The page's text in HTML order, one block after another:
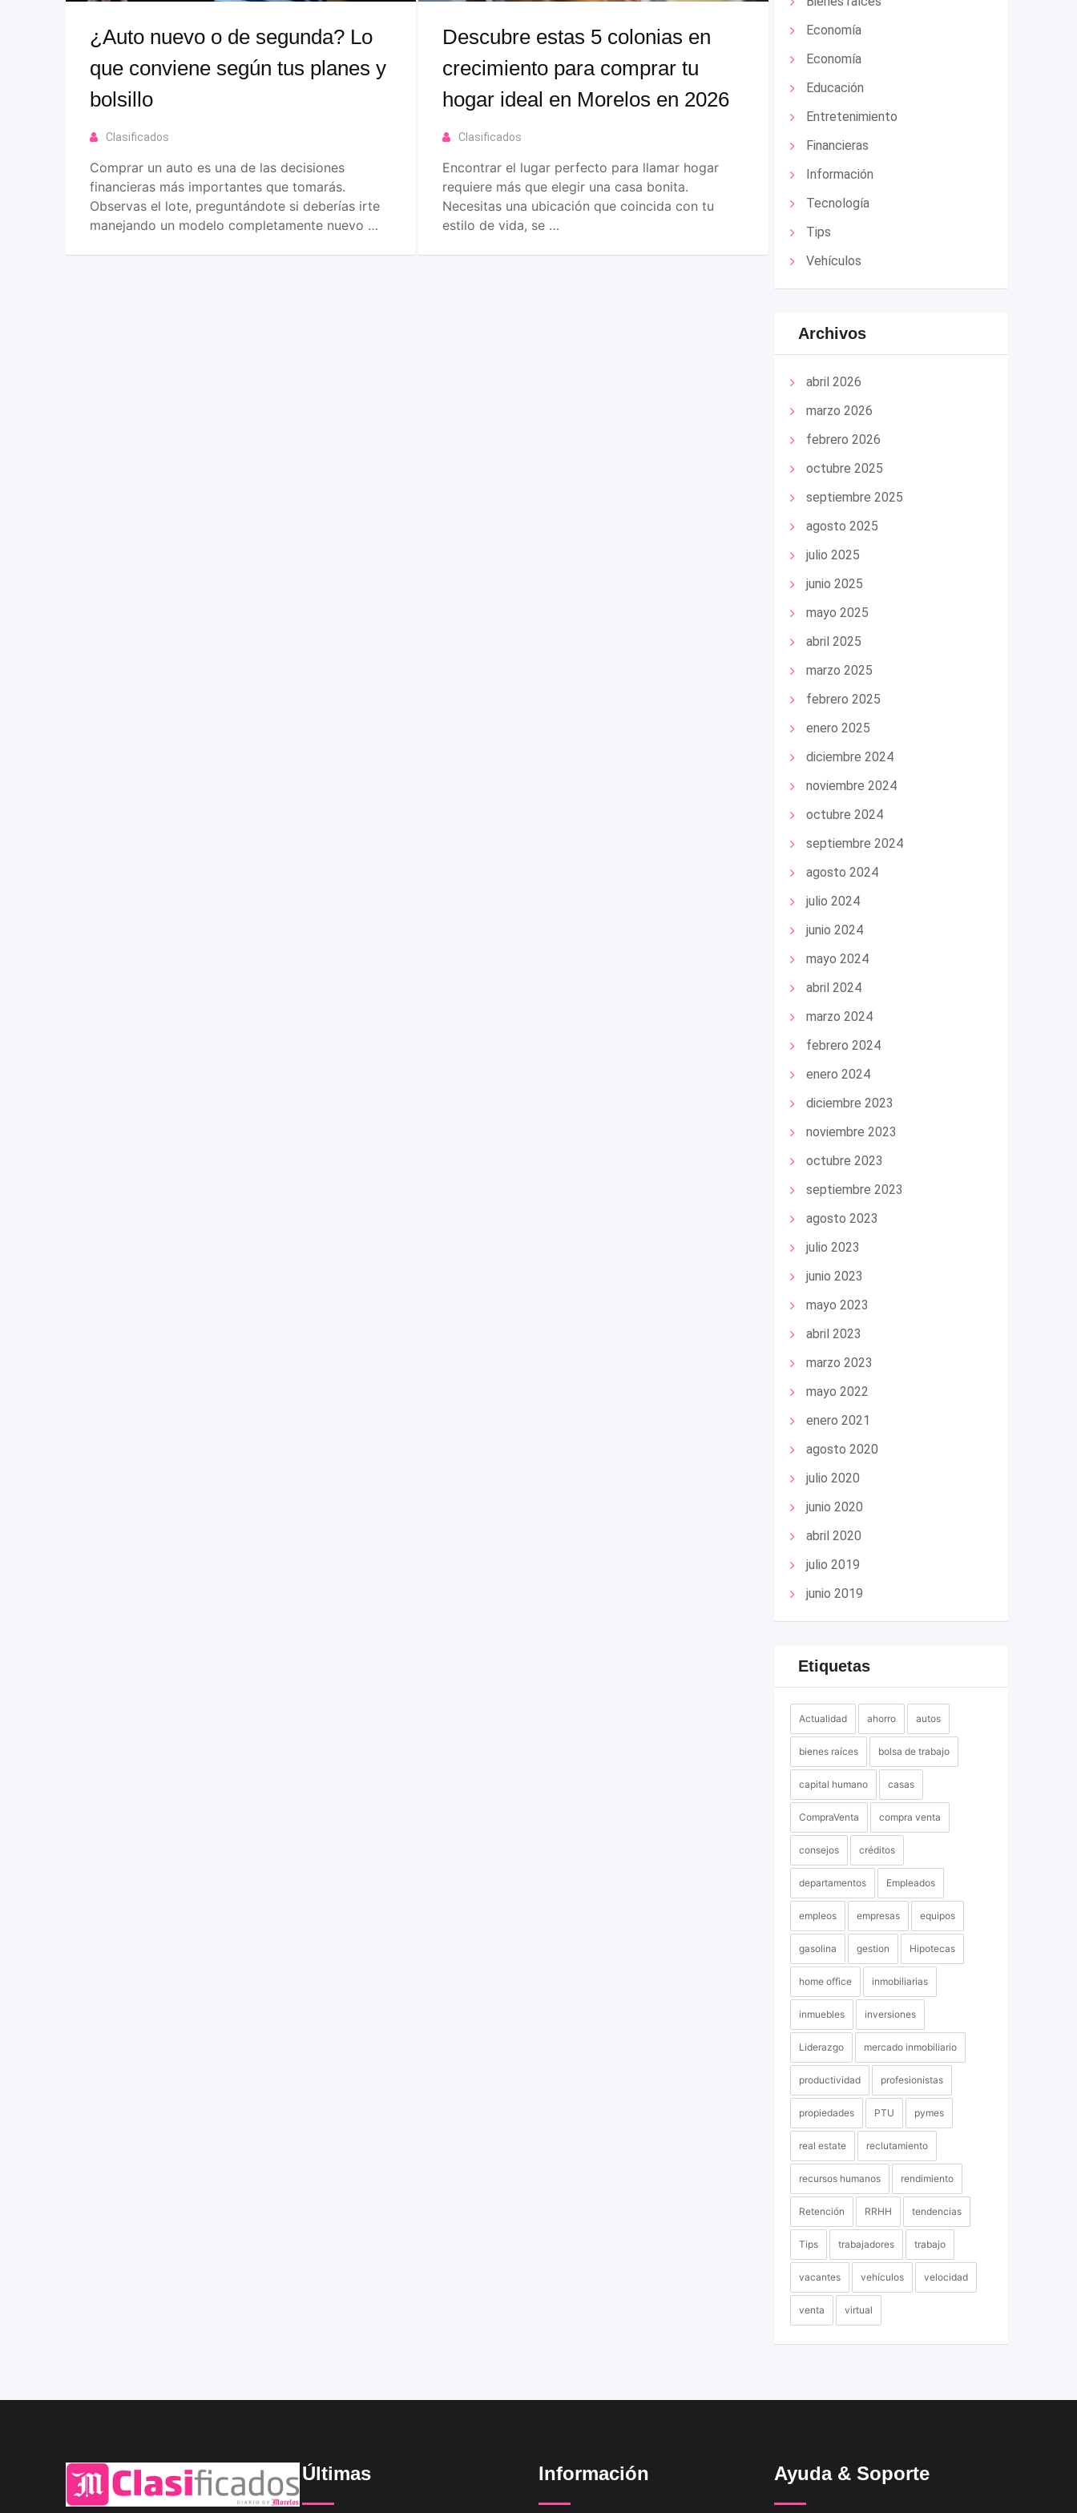
¿Auto nuevo o de segunda? Lo
que conviene según tus planes y
bolsillo
Clasificados
Comprar un auto es una de las decisiones
financieras más importantes que tomarás.
Observas el lote, preguntándote si deberías irte
manejando un modelo completamente nuevo …
Descubre estas 5 colonias en
crecimiento para comprar tu
hogar ideal en Morelos en 2026
Clasificados
Encontrar el lugar perfecto para llamar hogar
requiere más que elegir una casa bonita.
Necesitas una ubicación que coincida con tu
estilo de vida, se …
Economía
Economía
Educación
Entretenimiento
Financieras
Información
Tecnología
Tips
Vehículos
Archivos
abril 2026
marzo 2026
febrero 2026
octubre 2025
septiembre 2025
agosto 2025
julio 2025
junio 2025
mayo 2025
abril 2025
marzo 2025
febrero 2025
enero 2025
diciembre 2024
noviembre 2024
octubre 2024
septiembre 2024
agosto 2024
julio 2024
junio 2024
mayo 2024
abril 2024
marzo 2024
febrero 2024
enero 2024
diciembre 2023
noviembre 2023
octubre 2023
septiembre 2023
agosto 2023
julio 2023
junio 2023
mayo 2023
abril 2023
marzo 2023
mayo 2022
enero 2021
agosto 2020
julio 2020
junio 2020
abril 2020
julio 2019
junio 2019
Etiquetas
Actualidad ahorro autos
bienes raíces bolsa de trabajo
capital humano casas
CompraVenta compra venta
consejos créditos
departamentos Empleados
empleos empresas equipos
gasolina gestion Hipotecas
home office inmobiliarias
inmuebles inversiones
Liderazgo mercado inmobiliario
productividad profesionistas
propiedades PTU pymes
real estate reclutamiento
recursos humanos rendimiento
Retención RRHH tendencias
Tips trabajadores trabajo
vacantes vehículos velocidad
venta virtual
Últimas Información Ayuda & Soporte